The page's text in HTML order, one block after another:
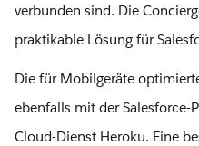
verbunden sind. Die
praktikable Lösung für
Die für Mobilgeräte
ebenfalls mit der
Cloud-Dienst Heroku. Eine